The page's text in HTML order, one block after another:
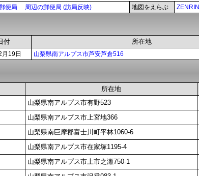
便局 周辺の郵便局 (訪局反映) 地図をえらぶ ZENRIN
付 所在地
19日 山梨県南アルプス市芦安芦倉516
所在地
山梨県南アルプス市有野523
山梨県南アルプス市上宮地366
山梨県南巨摩郡富士川町平林1060-6
山梨県南アルプス市在家塚1195-4
山梨県南アルプス市上市之瀬750-1